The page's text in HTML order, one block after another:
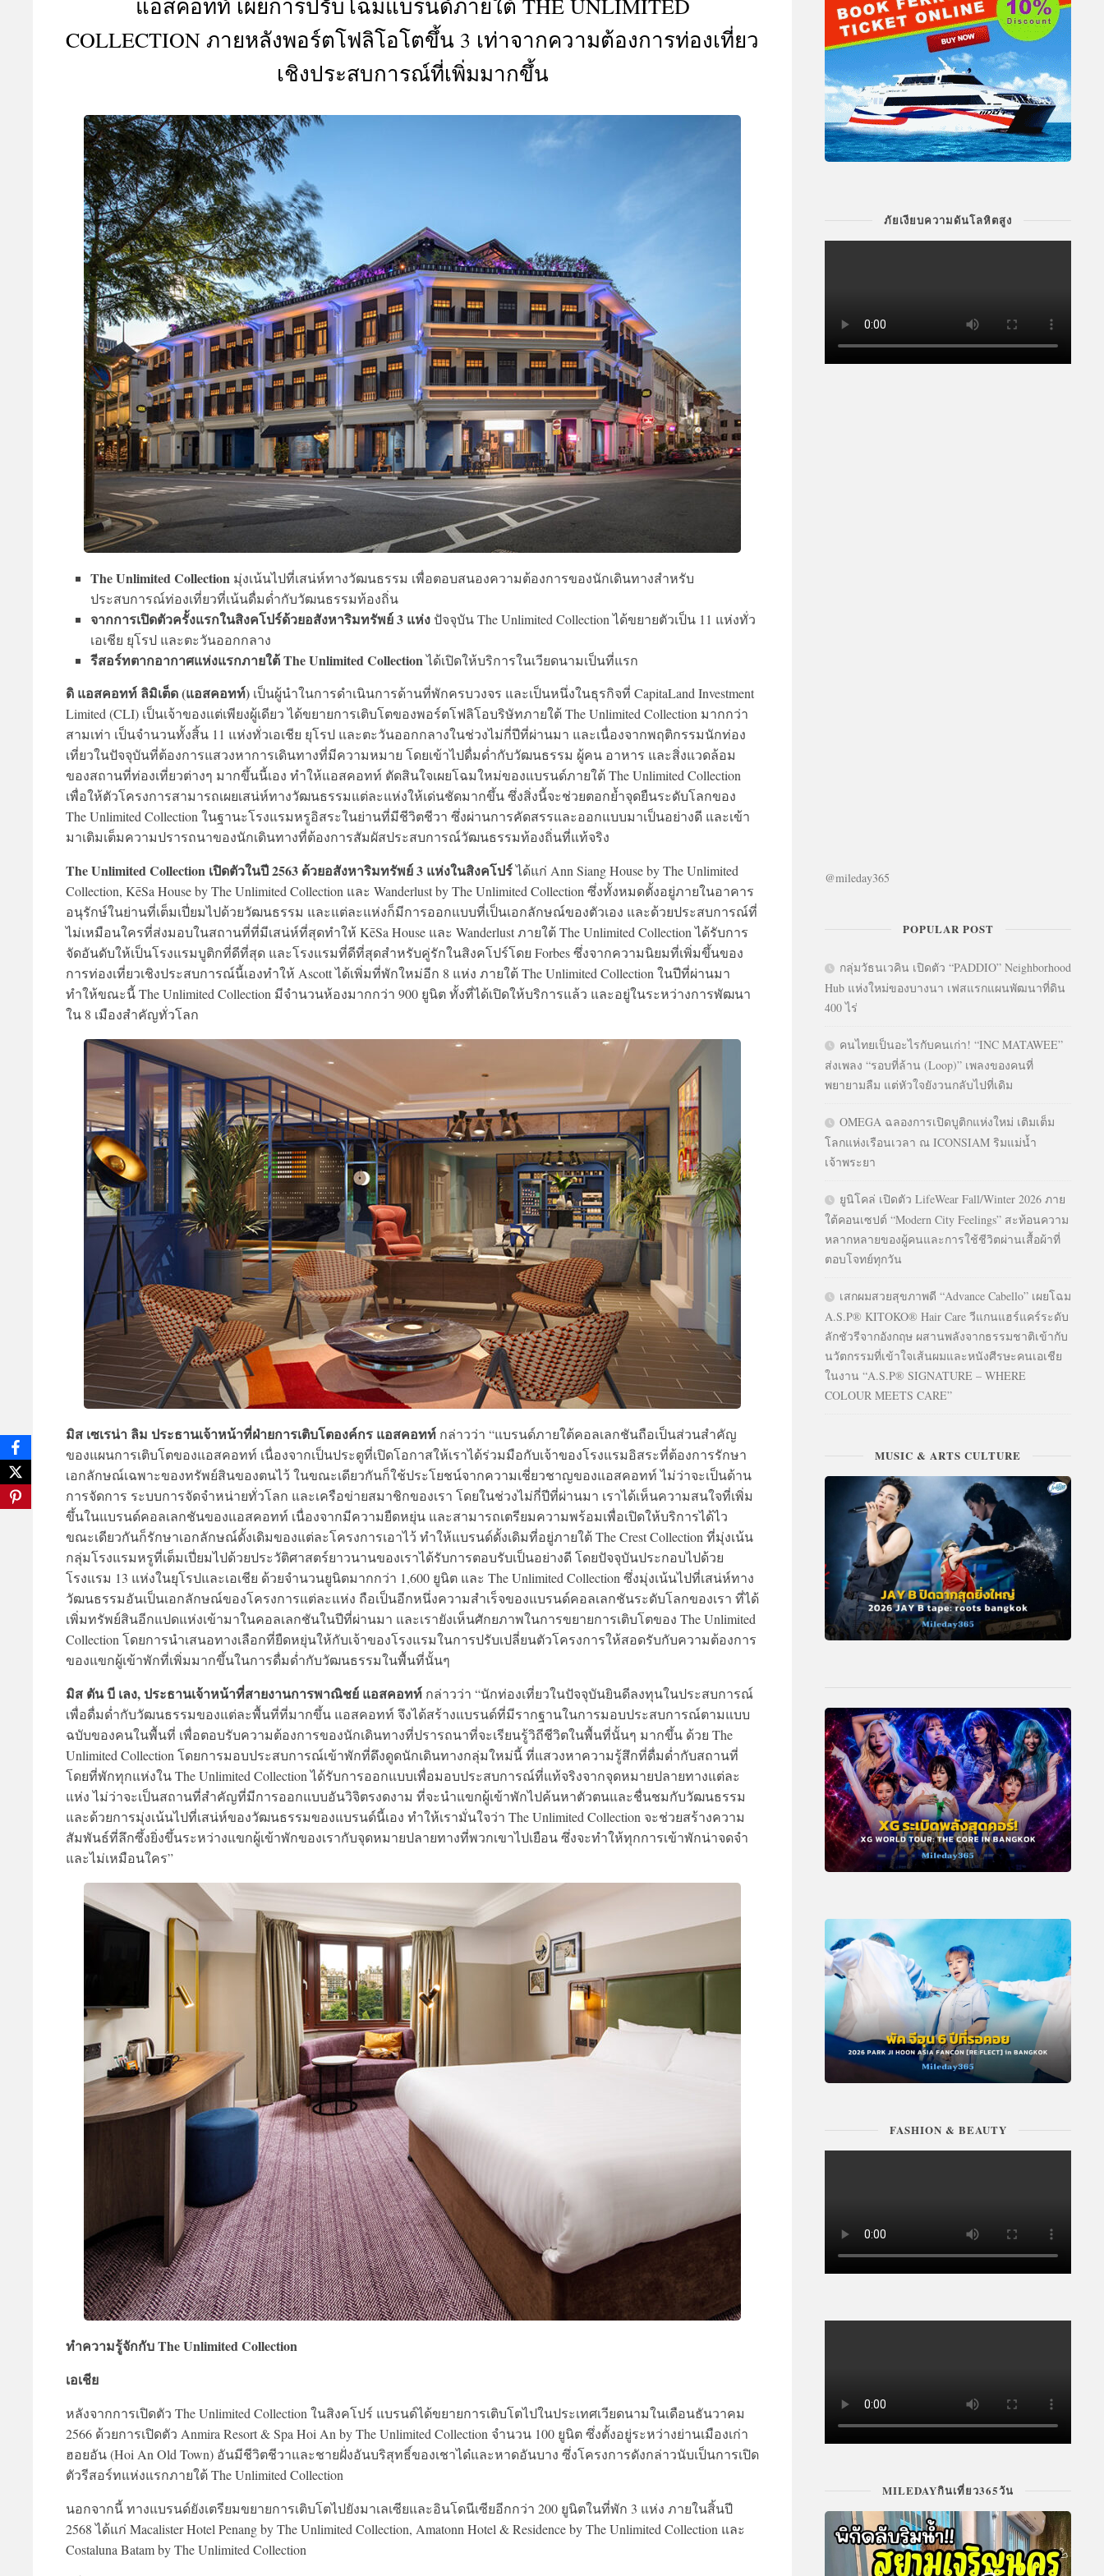
ACTIVITIES
&
แอสคอทท์ เผยการปรับโฉมแบรนด์ภายใต้ THE UNLIMITED
COLLECTION ภายหลังพอร์ตโฟลิโอโตขึ้น 3 เท่าจากความต้องการท่องเที่ยว
เชิงประสบการณ์ที่เพิ่มมากขึ้น
The Unlimited Collection มุ่งเน้นไปที่เสน่ห์ทางวัฒนธรรม เพื่อตอบสนองความต้องการของนักเดินทางสำหรับ
ประสบการณ์ท่องเที่ยวที่เน้นดื่มด่ำกับวัฒนธรรมท้องถิ่น
จากการเปิดตัวครั้งแรกในสิงคโปร์ด้วยอสังหาริมทรัพย์ 3 แห่งปัจจุบัน The Unlimited Collection ได้ขยายตัวเป็น 11 แห่งทั่ว
เอเชีย ยุโรป และตะวันออกกลาง
รีสอร์ทตากอากาศแห่งแรกภายใต้ The Unlimited Collectionได้เปิดให้บริการในเวียดนามเป็นที่แรก
ดิ แอสคอทท์ ลิมิเต็ด (แอสคอทท์) เป็นผู้นำในการดำเนินการด้านที่พักครบวงจร และเป็นหนึ่งในธุรกิจที่ CapitaLand Investment
Limited (CLI) เป็นเจ้าของแต่เพียงผู้เดียว ได้ขยายการเติบโตของพอร์ตโฟลิโอบริษัทภายใต้ The Unlimited Collection มากกว่า
สามเท่า เป็นจำนวนทั้งสิ้น 11 แห่งทั่วเอเชีย ยุโรป และตะวันออกกลางในช่วงไม่กี่ปีที่ผ่านมา และเนื่องจากพฤติกรรมนักท่อง
เที่ยวในปัจจุบันที่ต้องการแสวงหาการเดินทางที่มีความหมาย โดยเข้าไปดื่มด่ำกับวัฒนธรรม ผู้คน อาหาร และสิ่งแวดล้อม
ของสถานที่ท่องเที่ยวต่างๆ มากขึ้นนี้เอง ทำให้แอสคอทท์ ตัดสินใจเผยโฉมใหม่ของแบรนด์ภายใต้ The Unlimited Collection
เพื่อให้ตัวโครงการสามารถเผยเสน่ห์ทางวัฒนธรรมแต่ละแห่งให้เด่นชัดมากขึ้น ซึ่งสิ่งนี้จะช่วยตอกย้ำจุดยืนระดับโลกของ
The Unlimited Collection ในฐานะโรงแรมหรูอิสระในย่านที่มีชีวิตชีวา ซึ่งผ่านการคัดสรรและออกแบบมาเป็นอย่างดี และเข้า
มาเติมเต็มความปรารถนาของนักเดินทางที่ต้องการสัมผัสประสบการณ์วัฒนธรรมท้องถิ่นที่แท้จริง
The Unlimited Collection เปิดตัวในปี 2563 ด้วยอสังหาริมทรัพย์ 3 แห่งในสิงคโปร์ได้แก่ Ann Siang House by The Unlimited
Collection, KēSa House by The Unlimited Collection และ Wanderlust by The Unlimited Collection ซึ่งทั้งหมดตั้งอยู่ภายในอาคาร
อนุรักษ์ในย่านที่เต็มเปี่ยมไปด้วยวัฒนธรรม และแต่ละแห่งก็มีการออกแบบที่เป็นเอกลักษณ์ของตัวเอง และด้วยประสบการณ์ที่
ไม่เหมือนใครที่ส่งมอบในสถานที่ที่มีเสน่ห์ที่สุดทำให้ KēSa House และ Wanderlust ภายใต้ The Unlimited Collection ได้รับการ
จัดอันดับให้เป็นโรงแรมบูติกที่ดีที่สุด และโรงแรมที่ดีที่สุดสำหรับคู่รักในสิงคโปร์โดย Forbes ซึ่งจากความนิยมที่เพิ่มขึ้นของ
การท่องเที่ยวเชิงประสบการณ์นี้เองทำให้ Ascott ได้เพิ่มที่พักใหม่อีก 8 แห่ง ภายใต้ The Unlimited Collection ในปีที่ผ่านมา
ทำให้ขณะนี้ The Unlimited Collection มีจำนวนห้องมากกว่า 900 ยูนิต ทั้งที่ได้เปิดให้บริการแล้ว และอยู่ในระหว่างการพัฒนา
ใน 8 เมืองสำคัญทั่วโลก
มิส เซเรน่า ลิม ประธานเจ้าหน้าที่ฝ่ายการเติบโตองค์กร แอสคอทท์ กล่าวว่า “แบรนด์ภายใต้คอลเลกชันถือเป็นส่วนสำคัญ
ของแผนการเติบโตของแอสคอทท์ เนื่องจากเป็นประตูที่เปิดโอกาสให้เราได้ร่วมมือกับเจ้าของโรงแรมอิสระที่ต้องการรักษา
เอกลักษณ์เฉพาะของทรัพย์สินของตนไว้ ในขณะเดียวกันก็ใช้ประโยชน์จากความเชี่ยวชาญของแอสคอทท์ ไม่ว่าจะเป็นด้าน
การจัดการ ระบบการจัดจำหน่ายทั่วโลก และเครือข่ายสมาชิกของเรา โดยในช่วงไม่กี่ปีที่ผ่านมา เราได้เห็นความสนใจที่เพิ่ม
ขึ้นในแบรนด์คอลเลกชันของแอสคอทท์ เนื่องจากมีความยืดหยุ่น และสามารถเตรียมความพร้อมเพื่อเปิดให้บริการได้ไว
ขณะเดียวกันก็รักษาเอกลักษณ์ดั้งเดิมของแต่ละโครงการเอาไว้ ทำให้แบรนด์ดั้งเดิมที่อยู่ภายใต้ The Crest Collection ที่มุ่งเน้น
กลุ่มโรงแรมหรูที่เต็มเปี่ยมไปด้วยประวัติศาสตร์ยาวนานของเราได้รับการตอบรับเป็นอย่างดี โดยปัจจุบันประกอบไปด้วย
โรงแรม 13 แห่งในยุโรปและเอเชีย ด้วยจำนวนยูนิตมากกว่า 1,600 ยูนิต และ The Unlimited Collection ซึ่งมุ่งเน้นไปที่เสน่ห์ทาง
วัฒนธรรมอันเป็นเอกลักษณ์ของโครงการแต่ละแห่ง ถือเป็นอีกหนึ่งความสำเร็จของแบรนด์คอลเลกชันระดับโลกของเรา ที่ได้
เพิ่มทรัพย์สินอีกแปดแห่งเข้ามาในคอลเลกชันในปีที่ผ่านมา และเรายังเห็นศักยภาพในการขยายการเติบโตของ The Unlimited
Collection โดยการนำเสนอทางเลือกที่ยืดหยุ่นให้กับเจ้าของโรงแรมในการปรับเปลี่ยนตัวโครงการให้สอดรับกับความต้องการ
ของแขกผู้เข้าพักที่เพิ่มมากขึ้นในการดื่มด่ำกับวัฒนธรรมในพื้นที่นั้นๆ
มิส ตัน บี เลง, ประธานเจ้าหน้าที่สายงานการพาณิชย์ แอสคอทท์ กล่าวว่า “นักท่องเที่ยวในปัจจุบันยินดีลงทุนในประสบการณ์
เพื่อดื่มด่ำกับวัฒนธรรมของแต่ละพื้นที่ที่มากขึ้น แอสคอทท์ จึงได้สร้างแบรนด์ที่มีรากฐานในการมอบประสบการณ์ตามแบบ
ฉบับของคนในพื้นที่ เพื่อตอบรับความต้องการของนักเดินทางที่ปรารถนาที่จะเรียนรู้วิถีชีวิตในพื้นที่นั้นๆ มากขึ้น ด้วย The
Unlimited Collection โดยการมอบประสบการณ์เข้าพักที่ดึงดูดนักเดินทางกลุ่มใหม่นี้ ที่แสวงหาความรู้สึกที่ดื่มด่ำกับสถานที่
โดยที่พักทุกแห่งใน The Unlimited Collection ได้รับการออกแบบเพื่อมอบประสบการณ์ที่แท้จริงจากจุดหมายปลายทางแต่ละ
แห่ง ไม่ว่าจะเป็นสถานที่สำคัญที่มีการออกแบบอันวิจิตรงดงาม ที่จะนำแขกผู้เข้าพักไปค้นหาตัวตนและชื่นชมกับวัฒนธรรม
และด้วยการมุ่งเน้นไปที่เสน่ห์ของวัฒนธรรมของแบรนด์นี้เอง ทำให้เรามั่นใจว่า The Unlimited Collection จะช่วยสร้างความ
สัมพันธ์ที่ลึกซึ้งยิ่งขึ้นระหว่างแขกผู้เข้าพักของเรากับจุดหมายปลายทางที่พวกเขาไปเยือน ซึ่งจะทำให้ทุกการเข้าพักน่าจดจำ
และไม่เหมือนใคร”
ทำความรู้จักกับ The Unlimited Collection
เอเชีย
หลังจากการเปิดตัว The Unlimited Collection ในสิงคโปร์ แบรนด์ได้ขยายการเติบโตไปในประเทศเวียดนามในเดือนธันวาคม
2566 ด้วยการเปิดตัว Anmira Resort & Spa Hoi An by The Unlimited Collection จำนวน 100 ยูนิต ซึ่งตั้งอยู่ระหว่างย่านเมืองเก่า
ฮอยอัน (Hoi An Old Town) อันมีชีวิตชีวาและชายฝั่งอันบริสุทธิ์ของเชาได๋และหาดอันบาง ซึ่งโครงการดังกล่าวนับเป็นการเปิด
ตัวรีสอร์ทแห่งแรกภายใต้ The Unlimited Collection
นอกจากนี้ ทางแบรนด์ยังเตรียมขยายการเติบโตไปยังมาเลเซียและอินโดนีเซียอีกกว่า 200 ยูนิตในที่พัก 3 แห่ง ภายในสิ้นปี
2568 ได้แก่ Macalister Hotel Penang by The Unlimited Collection, Amatonn Hotel & Residence by The Unlimited Collection และ
Costaluna Batam by The Unlimited Collection
ภัยเงียบความดันโลหิตสูง
@mileday365
POPULAR POST
กลุ่มวัธนเวคิน เปิดตัว “PADDIO” Neighborhood
Hub แห่งใหม่ของบางนา เฟสแรกแผนพัฒนาที่ดิน
400 ไร่
คนไทยเป็นอะไรกับคนเก่า! “INC MATAWEE”
ส่งเพลง “รอบที่ล้าน (Loop)” เพลงของคนที่
พยายามลืม แต่หัวใจยังวนกลับไปที่เดิม
OMEGA ฉลองการเปิดบูติกแห่งใหม่ เติมเต็ม
โลกแห่งเรือนเวลา ณ ICONSIAM ริมแม่น้ำ
เจ้าพระยา
ยูนิโคล่ เปิดตัว LifeWear Fall/Winter 2026 ภาย
ใต้คอนเซปต์ “Modern City Feelings” สะท้อนความ
หลากหลายของผู้คนและการใช้ชีวิตผ่านเสื้อผ้าที่
ตอบโจทย์ทุกวัน
เสกผมสวยสุขภาพดี “Advance Cabello” เผยโฉม
A.S.P® KITOKO® Hair Care วีแกนแฮร์แคร์ระดับ
ลักชัวรีจากอังกฤษ ผสานพลังจากธรรมชาติเข้ากับ
นวัตกรรมที่เข้าใจเส้นผมและหนังศีรษะคนเอเชีย
ในงาน “A.S.P® SIGNATURE – WHERE
COLOUR MEETS CARE”
MUSIC & ARTS CULTURE
FASHION & BEAUTY
MILEDAYกินเที่ยว365วัน